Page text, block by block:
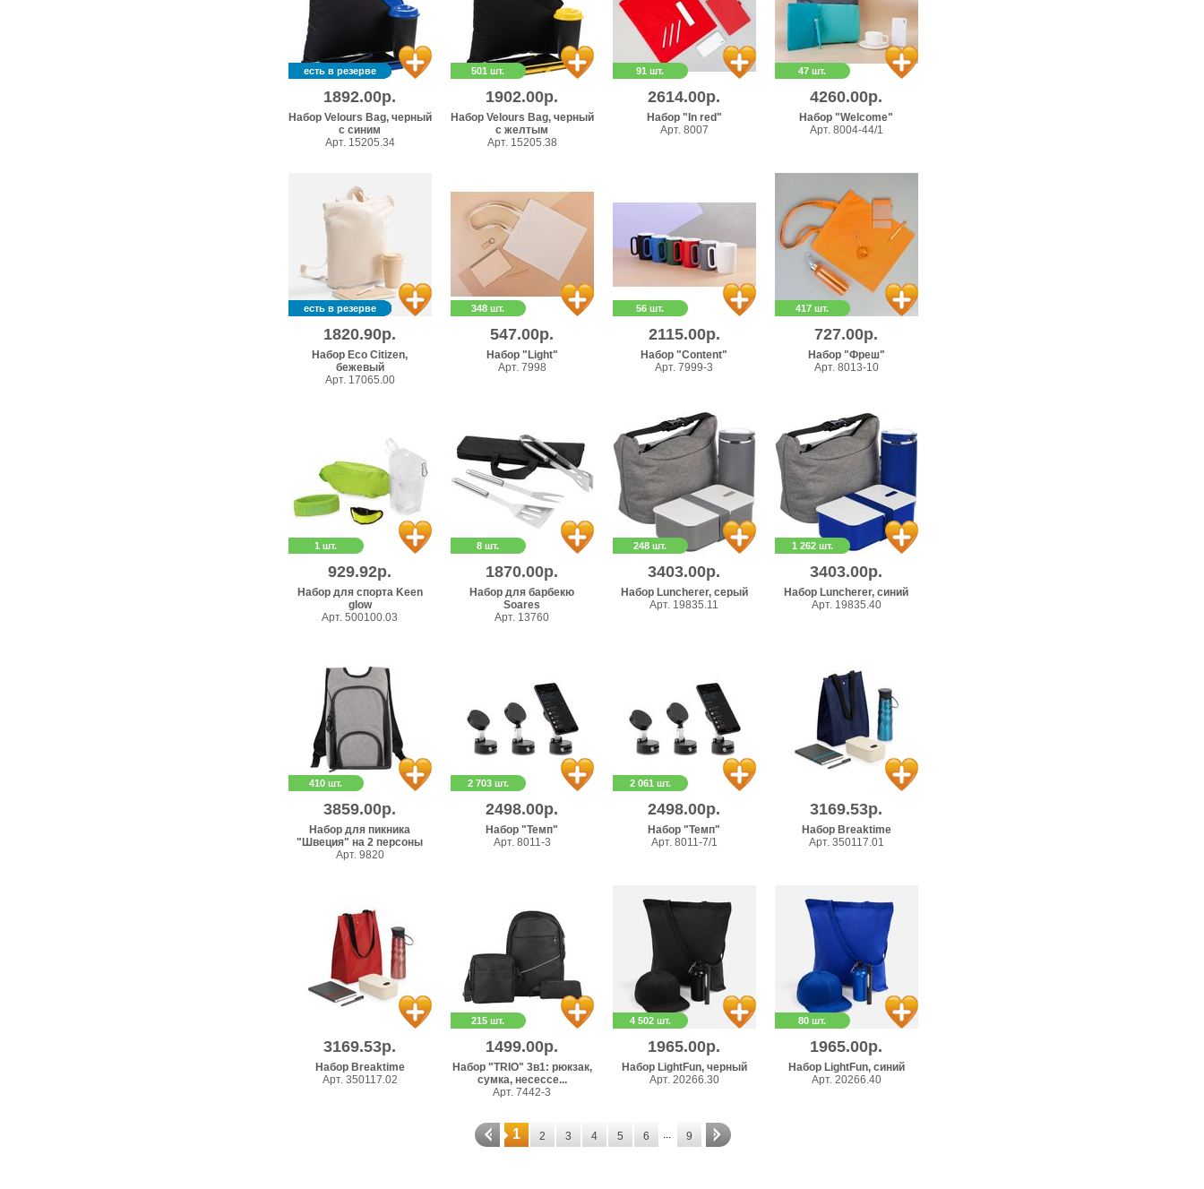
есть в резерве
1892.00р.
Набор Velours Bag, черный
с синим
Арт. 15205.34
501 шт.
1902.00р.
Набор Velours Bag, черный
с желтым
Арт. 15205.38
91 шт.
2614.00р.
Набор "In red"
Арт. 8007
47 шт.
4260.00р.
Набор "Welcome"
Арт. 8004-44/1
есть в резерве
1820.90р.
Набор Eco Citizen,
бежевый
Арт. 17065.00
348 шт.
547.00р.
Набор "Light"
Арт. 7998
56 шт.
2115.00р.
Набор "Content"
Арт. 7999-3
417 шт.
727.00р.
Набор "Фреш"
Арт. 8013-10
1 шт.
929.92р.
Набор для спорта Keen
glow
Арт. 500100.03
8 шт.
1870.00р.
Набор для барбекю
Soares
Арт. 13760
248 шт.
3403.00р.
Набор Luncherer, серый
Арт. 19835.11
1 262 шт.
3403.00р.
Набор Luncherer, синий
Арт. 19835.40
410 шт.
3859.00р.
Набор для пикника
"Швеция" на 2 персоны
Арт. 9820
2 703 шт.
2498.00р.
Набор "Темп"
Арт. 8011-3
2 061 шт.
2498.00р.
Набор "Темп"
Арт. 8011-7/1
3169.53р.
Набор Breaktime
Арт. 350117.01
3169.53р.
Набор Breaktime
Арт. 350117.02
215 шт.
1499.00р.
Набор "TRIO" 3в1: рюкзак,
сумка, несессе...
Арт. 7442-3
4 502 шт.
1965.00р.
Набор LightFun, черный
Арт. 20266.30
80 шт.
1965.00р.
Набор LightFun, синий
Арт. 20266.40
1 2 3 4 5 6 9